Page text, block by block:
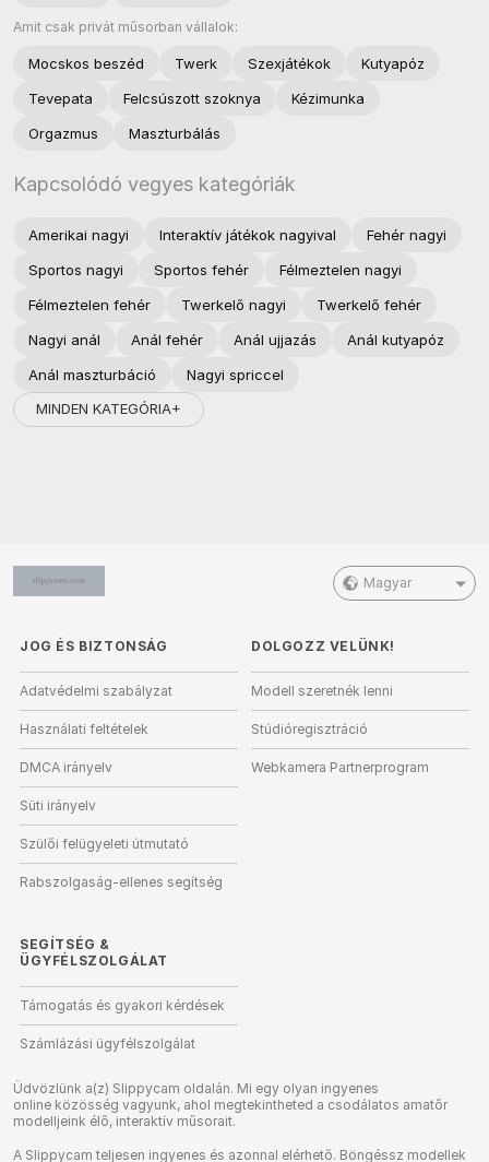
Amit csak privát műsorban vállalok:
Mocskos beszéd Twerk Szexjátékok
Kutyapóz
Tevepata
Felcsúszott szoknya
Kézimunka
Orgazmus
Maszturbálás
Kapcsolódó vegyes kategóriák
Amerikai nagyi Interaktív játékok nagyival
Fehér nagyi
Sportos nagyi
Sportos fehér
Félmeztelen nagyi
Félmeztelen fehér
Twerkelő nagyi
Twerkelő fehér
Nagyi anál
Anál fehér Anál ujjazás
Anál kutyapóz
Anál maszturbáció
Nagyi spriccel
MINDEN KATEGÓRIA+
Magyar
JOG ÉS BIZTONSÁG
Adatvédelmi szabályzat
Használati feltételek
DMCA irányelv
Süti irányelv
Szülői felügyeleti útmutató
Rabszolgaság-ellenes segítség
DOLGOZZ VELÜNK!
Modell szeretnék lenni
Stúdióregisztráció
Webkamera Partnerprogram
SEGÍTSÉG &
ÜGYFÉLSZOLGÁLAT
Támogatás és gyakori kérdések
Számlázási ügyfélszolgálat
Üdvözlünk a(z) Slippycam oldalán. Mi egy olyan ingyenes
online közösség vagyunk, ahol megtekintheted a csodálatos amatőr
modelljeink élő, interaktív műsorait.
A Slippycam teljesen ingyenes és azonnal elérhető. Böngéssz modellek